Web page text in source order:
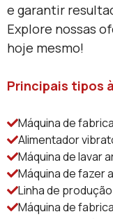
e garantir
Explore nossas
hoje mesmo!
Principais tipos
Máquina de
Alimentador
Máquina de lavar
Máquina de fazer
Linha de
Máquina de